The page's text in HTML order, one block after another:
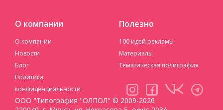
О компании
О компании
Новости
Блог
Политика
конфиденциальности
Полезно
100 идей рекламы
Материалы
Тематическая полиграфия
ООО "Типография "ОЛПОЛ" © 2009-2026